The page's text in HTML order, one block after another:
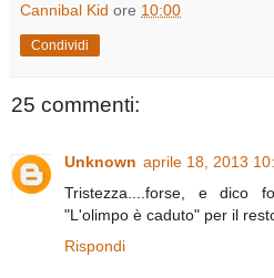
Cannibal Kid ore 10:00
Condividi
25 commenti:
Unknown aprile 18, 2013
Tristezza....forse, e dico
"L'olimpo è caduto" per il
Rispondi